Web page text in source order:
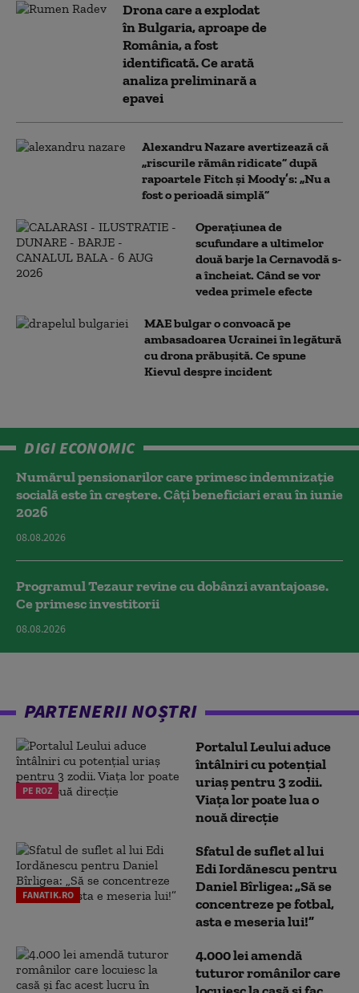
Drona care a explodat
în Bulgaria, aproape de
România, a fost
identificată. Ce arată
analiza preliminară a
epavei
Alexandru Nazare avertizează că
„riscurile rămân ridicate” după
rapoartele Fitch și Moody’s: „Nu a
fost o perioadă simplă”
Operațiunea de
scufundare a ultimelor
două barje la Cernavodă s-
a încheiat. Când se vor
vedea primele efecte
MAE bulgar o convoacă pe
ambasadoarea Ucrainei în legătură
cu drona prăbuşită. Ce spune
Kievul despre incident
DIGI ECONOMIC
Numărul pensionarilor care primesc indemnizaţie
socială este în creștere. Câți beneficiari erau în iunie
2026
08.08.2026
Programul Tezaur revine cu dobânzi avantajoase.
Ce primesc investitorii
08.08.2026
PARTENERII NOȘTRI
PE ROZ
Portalul Leului aduce
întâlniri cu potențial
uriaș pentru 3 zodii.
Viața lor poate lua o
nouă direcție
FANATIK.RO
Sfatul de suflet al lui
Edi Iordănescu pentru
Daniel Bîrligea: „Să se
concentreze pe fotbal,
asta e meseria lui!”
4.000 lei amendă
tuturor românilor care